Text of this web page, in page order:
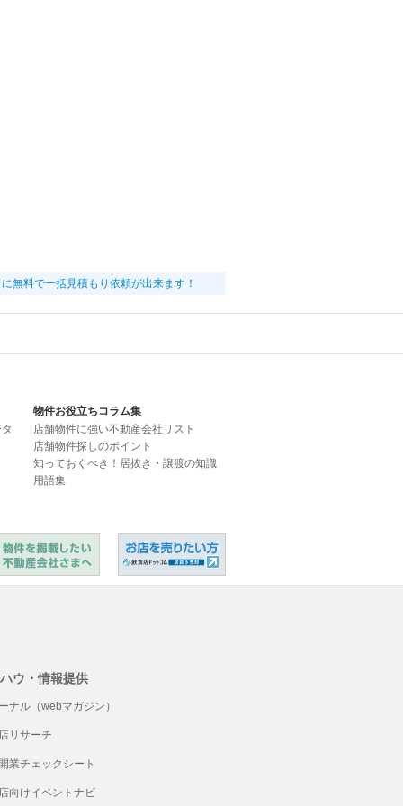
無料で一括見積もり依頼が出来ます！
物件お役立ちコラム集
店舗物件に強い不動産会社リスト
店舗物件探しのポイント
知っておくべき！居抜き・譲渡の知識
用語集
ウ・情報提供
ナル（webマガジン）
リサーチ
業チェックシート
向けイベントナビ